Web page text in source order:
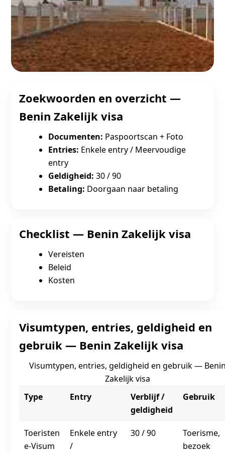
Zoekwoorden en overzicht —
Benin Zakelijk visa
Documenten: Paspoortscan + Foto
Entries: Enkele entry / Meervoudige
entry
Geldigheid: 30 / 90
Betaling: Doorgaan naar betaling
Checklist — Benin Zakelijk visa
Vereisten
Beleid
Kosten
Visumtypen, entries, geldigheid en
gebruik — Benin Zakelijk visa
Visumtypen, entries, geldigheid en gebruik —
Zakelijk visa
Type
Entry
Verblijf /
geldigheid
Gebruik
Toeristen
e‑Visum
Enkele entry
/
30 / 90
Toerisme,
bezoek